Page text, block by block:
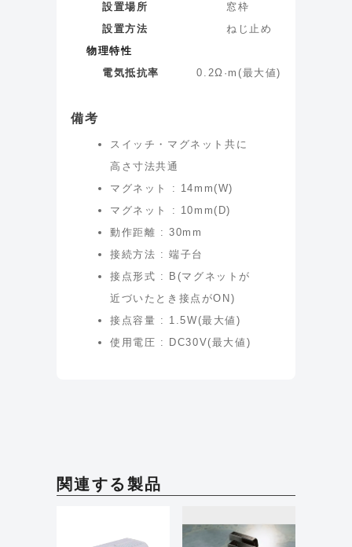
設置場所
窓枠
設置方法
ねじ止め
物理特性
電気抵抗率
0.2Ω·m (最大値)
備考
スイッチ・マグネット共に
高さ寸法共通
マグネット : 14mm(W)
マグネット : 10mm(D)
動作距離 : 30mm
接続方法 : 端子台
接点形式 : B(マグネットが
近づいたとき接点がON)
接点容量 : 1.5W(最大値)
使用電圧 : DC30V(最大値)
関連する製品